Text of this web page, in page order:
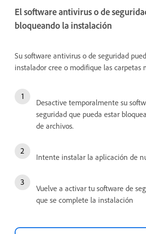
El software antivirus o de
bloqueando la instalación
Su software antivirus o de seguridad
instalador cree o modifique las carpetas
Desactive temporalmente su
seguridad que pueda estar
de archivos.
Intente instalar la aplicación de
Vuelve a activar tu software de
que se complete la instalación